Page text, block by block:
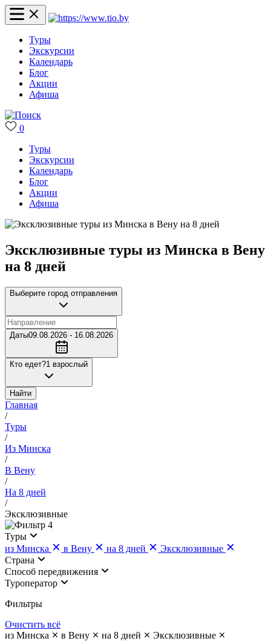
Туры
Экскурсии
Календарь
Блог
Акции
Афиша
0
Туры
Экскурсии
Календарь
Блог
Акции
Афиша
Эксклюзивные туры из Минска в Вену
на 8 дней
Выберите город отправления
Даты09.08.2026 - 16.08.2026
Кто едет?1 взрослый
Найти
Главная
/
Туры
/
Из Минска
/
В Вену
/
На 8 дней
/
Эксклюзивные
4
Туры
из Минска
в Вену на 8 дней
Эксклюзивные
Страна
Cпособ передвижения
Туроператор
Фильтры
Очистить всё
из Минска
в Вену на 8 дней
Эксклюзивные